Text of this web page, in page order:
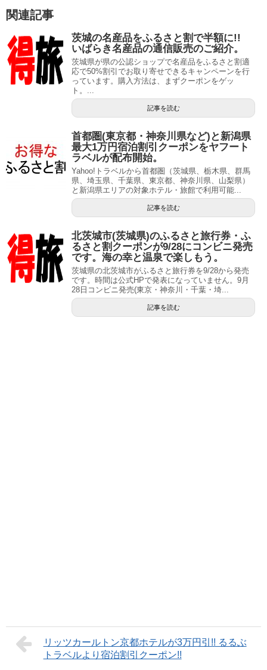
関連記事
茨城の名産品をふるさと割で半額に!!
いばらき名産品の通信販売のご紹介。
茨城県が県の公認ショップで名産品をふるさと割適
応で50%割引でお取り寄せできるキャンペーンを行
っています。購入方法は、まずクーポンをゲッ
ト。...
記事を読む
首都圏(東京都・神奈川県など)と新潟県
最大1万円宿泊割引クーポンをヤフート
ラベルが配布開始。
Yahoo!トラベルから首都圏（茨城県、栃木県、群馬
県、埼玉県、千葉県、東京都、神奈川県、山梨県）
と新潟県エリアの対象ホテル・旅館で利用可能...
記事を読む
北茨城市(茨城県)のふるさと旅行券・ふ
るさと割クーポンが9/28にコンビニ発売
です。海の幸と温泉で楽しもう。
茨城県の北茨城市がふるさと旅行券を9/28から発売
です。時間は公式HPで発表になっていません。9月
28日コンビニ発売(東京・神奈川・千葉・埼...
記事を読む
リッツカールトン京都ホテルが3万円引!! るるぶ
トラベルより宿泊割引クーポン!!